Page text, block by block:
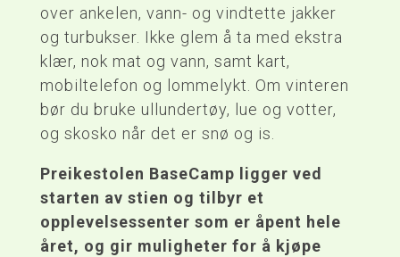
over ankelen, vann- og vindtette jakker
og turbukser. Ikke glem å ta med ekstra
klær, nok mat og vann, samt kart,
mobiltelefon og lommelykt. Om vinteren
bør du bruke ullundertøy, lue og votter,
og skosko når det er snø og is.
Preikestolen BaseCamp ligger ved
starten av stien og tilbyr et
opplevelsessenter som er åpent hele
året, og gir muligheter for å kjøpe